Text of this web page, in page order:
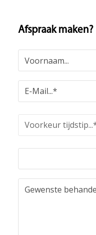
Afspraak maken?